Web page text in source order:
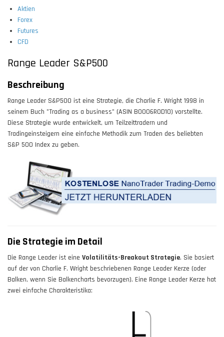
Aktien
Forex
Futures
CFD
Range Leader S&P500
Beschreibung
Range Leader S&P500 ist eine Strategie, die Charlie F. Wright 1998 in
seinem Buch "Trading as a business" (ASIN B0006ROD1O) vorstellte.
Diese Strategie wurde entwickelt, um Teilzeittradern und
Tradingeinsteigern eine einfache Methodik zum Traden des beliebten
S&P 500 Index zu geben.
Die Strategie im Detail
Die Range Leader ist eine Volatilitäts-Breakout Strategie. Sie basiert
auf der von Charlie F. Wright beschriebenen Range Leader Kerze (oder
Balken, wenn Sie Balkencharts bevorzugen). Eine Range Leader Kerze hat
zwei einfache Charakteristika: